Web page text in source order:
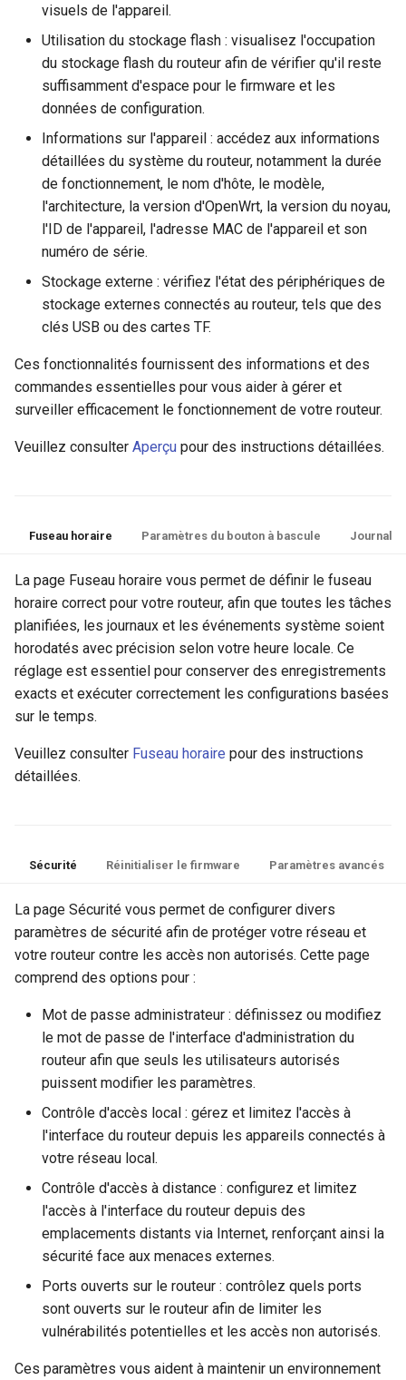
visuels de l'appareil.
Utilisation du stockage flash : visualisez l'occupation
du stockage flash du routeur afin de vérifier qu'il reste
suffisamment d'espace pour le firmware et les
données de configuration.
Informations sur l'appareil : accédez aux informations
détaillées du système du routeur, notamment la durée
de fonctionnement, le nom d'hôte, le modèle,
l'architecture, la version d'OpenWrt, la version du noyau,
l'ID de l'appareil, l'adresse MAC de l'appareil et son
numéro de série.
Stockage externe : vérifiez l'état des périphériques de
stockage externes connectés au routeur, tels que des
clés USB ou des cartes TF.
Ces fonctionnalités fournissent des informations et des
commandes essentielles pour vous aider à gérer et
surveiller efficacement le fonctionnement de votre routeur.
Veuillez consulter Aperçu pour des instructions détaillées.
Fuseau horaire Paramètres du bouton à bascule Journal
La page Fuseau horaire vous permet de définir le fuseau
horaire correct pour votre routeur, afin que toutes les tâches
planifiées, les journaux et les événements système soient
horodatés avec précision selon votre heure locale. Ce
réglage est essentiel pour conserver des enregistrements
exacts et exécuter correctement les configurations basées
sur le temps.
Veuillez consulter Fuseau horaire pour des instructions
détaillées.
Sécurité Réinitialiser le firmware Paramètres avancés
La page Sécurité vous permet de configurer divers
paramètres de sécurité afin de protéger votre réseau et
votre routeur contre les accès non autorisés. Cette page
comprend des options pour :
Mot de passe administrateur : définissez ou modifiez
le mot de passe de l'interface d'administration du
routeur afin que seuls les utilisateurs autorisés
puissent modifier les paramètres.
Contrôle d'accès local : gérez et limitez l'accès à
l'interface du routeur depuis les appareils connectés à
votre réseau local.
Contrôle d'accès à distance : configurez et limitez
l'accès à l'interface du routeur depuis des
emplacements distants via Internet, renforçant ainsi la
sécurité face aux menaces externes.
Ports ouverts sur le routeur : contrôlez quels ports
sont ouverts sur le routeur afin de limiter les
vulnérabilités potentielles et les accès non autorisés.
Ces paramètres vous aident à maintenir un environnement